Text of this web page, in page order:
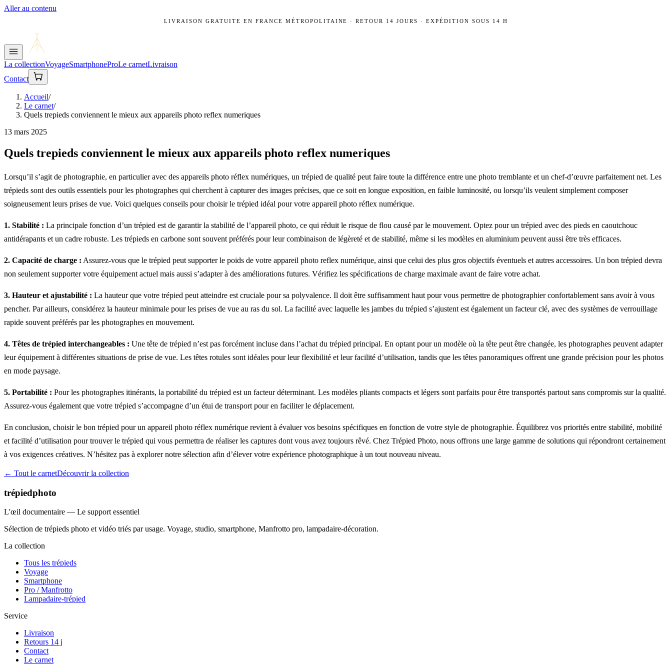
Aller au contenu
LIVRAISON GRATUITE EN FRANCE MÉTROPOLITAINE · RETOUR 14 JOURS · EXPÉDITION SOUS 14 H
La collectionVoyageSmartphoneProLe carnetLivraison
Contact
Accueil/
Le carnet/
Quels trepieds conviennent le mieux aux appareils photo reflex numeriques
13 mars 2025
Quels trepieds conviennent le mieux aux appareils photo reflex numeriques
Lorsqu’il s’agit de photographie, en particulier avec des appareils photo réflex numériques, un trépied de qualité peut faire toute la différence entre une photo tremblante et un chef-d’œuvre parfaitement net. Les
trépieds sont des outils essentiels pour les photographes qui cherchent à capturer des images précises, que ce soit en longue exposition, en faible luminosité, ou lorsqu’ils veulent simplement composer
soigneusement leurs prises de vue. Voici quelques conseils pour choisir le trépied idéal pour votre appareil photo réflex numérique.
1. Stabilité : La principale fonction d’un trépied est de garantir la stabilité de l’appareil photo, ce qui réduit le risque de flou causé par le mouvement. Optez pour un trépied avec des pieds en caoutchouc
antidérapants et un cadre robuste. Les trépieds en carbone sont souvent préférés pour leur combinaison de légèreté et de stabilité, même si les modèles en aluminium peuvent aussi être très efficaces.
2. Capacité de charge : Assurez-vous que le trépied peut supporter le poids de votre appareil photo reflex numérique, ainsi que celui des plus gros objectifs éventuels et autres accessoires. Un bon trépied devra
non seulement supporter votre équipement actuel mais aussi s’adapter à des améliorations futures. Vérifiez les spécifications de charge maximale avant de faire votre achat.
3. Hauteur et ajustabilité : La hauteur que votre trépied peut atteindre est cruciale pour sa polyvalence. Il doit être suffisamment haut pour vous permettre de photographier confortablement sans avoir à vous
pencher. Par ailleurs, considérez la hauteur minimale pour les prises de vue au ras du sol. La facilité avec laquelle les jambes du trépied s’ajustent est également un facteur clé, avec des systèmes de verrouillage
rapide souvent préférés par les photographes en mouvement.
4. Têtes de trépied interchangeables : Une tête de trépied n’est pas forcément incluse dans l’achat du trépied principal. En optant pour un modèle où la tête peut être changée, les photographes peuvent adapter
leur équipement à différentes situations de prise de vue. Les têtes rotules sont idéales pour leur flexibilité et leur facilité d’utilisation, tandis que les têtes panoramiques offrent une grande précision pour les photos
en mode paysage.
5. Portabilité : Pour les photographes itinérants, la portabilité du trépied est un facteur déterminant. Les modèles pliants compacts et légers sont parfaits pour être transportés partout sans compromis sur la qualité.
Assurez-vous également que votre trépied s’accompagne d’un étui de transport pour en faciliter le déplacement.
En conclusion, choisir le bon trépied pour un appareil photo réflex numérique revient à évaluer vos besoins spécifiques en fonction de votre style de photographie. Équilibrez vos priorités entre stabilité, mobilité
et facilité d’utilisation pour trouver le trépied qui vous permettra de réaliser les captures dont vous avez toujours rêvé. Chez Trépied Photo, nous offrons une large gamme de solutions qui répondront certainement
à vos exigences créatives. N’hésitez pas à explorer notre sélection afin d’élever votre expérience photographique à un tout nouveau niveau.
← Tout le carnetDécouvrir la collection
trépiedphoto
L'œil documentaire — Le support essentiel
Sélection de trépieds photo et vidéo triés par usage. Voyage, studio, smartphone, Manfrotto pro, lampadaire-décoration.
La collection
Tous les trépieds
Voyage
Smartphone
Pro / Manfrotto
Lampadaire-trépied
Service
Livraison
Retours 14 j
Contact
Le carnet